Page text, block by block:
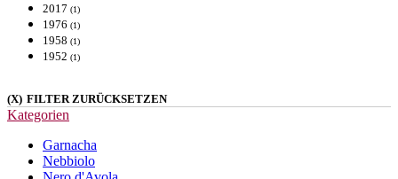
2017 (1)
1976 (1)
1958 (1)
1952 (1)
(X) FILTER ZURÜCKSETZEN
Kategorien
Garnacha
Nebbiolo